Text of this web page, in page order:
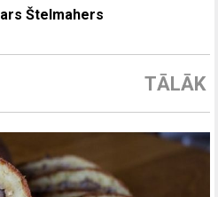
Štelmahers
TĀLĀK